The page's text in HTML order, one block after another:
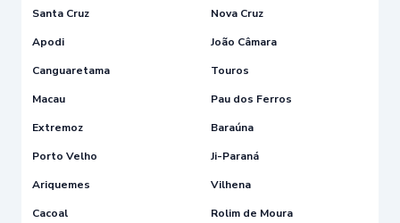
Santa Cruz
Nova Cruz
Apodi
João Câmara
Canguaretama
Touros
Macau
Pau dos Ferros
Extremoz
Baraúna
Porto Velho
Ji-Paraná
Ariquemes
Vilhena
Cacoal
Rolim de Moura